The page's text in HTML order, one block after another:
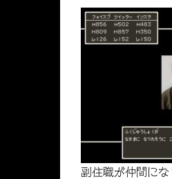
副住職が仲間にな